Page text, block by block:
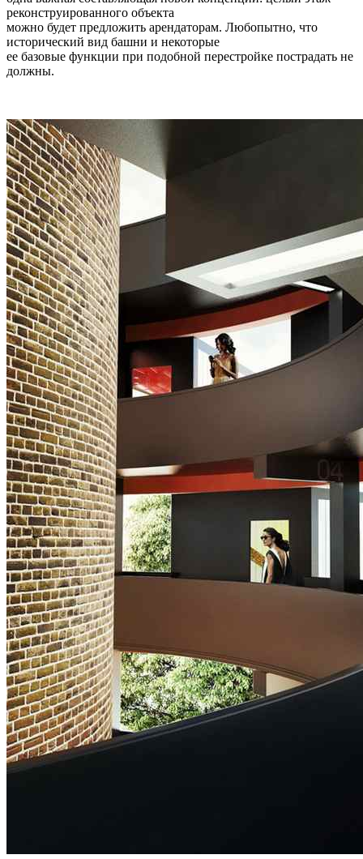
реконструированного объекта
можно будет предложить арендаторам. Любопытно, что
исторический вид башни и некоторые
ее базовые функции при подобной перестройке пострадать не
должны.